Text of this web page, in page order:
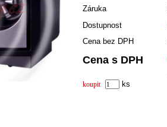
Záruka
Dostupnost
Cena bez DPH
Cena s DPH
koupit ks